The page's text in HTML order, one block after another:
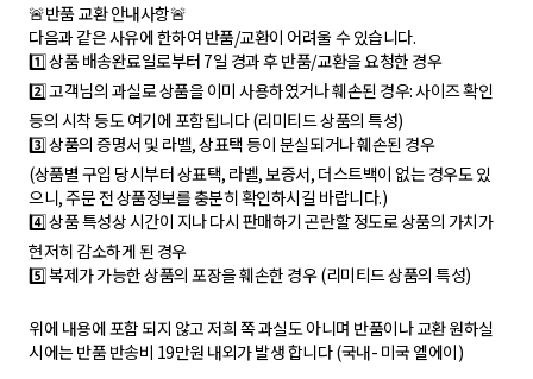
🚨반품 교환 안내사항🚨
다음과 같은 사유에 한하여 반품/교환이 어려울 수 있습니다.
1️⃣ 상품 배송완료일로부터 7일 경과 후 반품/교환을 요청한 경우
2️⃣ 고객님의 과실로 상품을 이미 사용하였거나 훼손된 경우: 사이즈 확인
등의 시착 등도 여기에 포함됩니다 (리미티드 상품의 특성)
3️⃣ 상품의 증명서 및 라벨, 상표택 등이 분실되거나 훼손된 경우
(상품별 구입 당시부터 상표택, 라벨, 보증서, 더스트백이 없는 경우도 있
으니, 주문 전 상품정보를 충분히 확인하시길 바랍니다.)
4️⃣ 상품 특성상 시간이 지나 다시 판매하기 곤란할 정도로 상품의 가치가
현저히 감소하게 된 경우
5️⃣ 복제가 가능한 상품의 포장을 훼손한 경우 (리미티드 상품의 특성)
위에 내용에 포함 되지 않고 저희 쪽 과실도 아니며 반품이나 교환 원하실
시에는 반품 반송비 19만원 내외가 발생 합니다 (국내- 미국 엘에이)